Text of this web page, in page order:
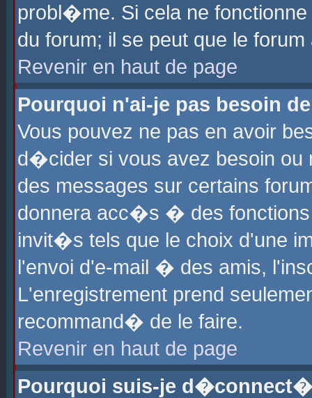
probl�me. Si cela ne
du forum; il se peut que le
Revenir en haut de page
Pourquoi n'ai-je pas besoin
Vous pouvez ne pas en avoir
d�cider si vous avez besoin ou
des messages sur certains
donnera acc�s � des fonctions
invit�s tels que le choix d'une
l'envoi d'e-mail � des amis,
L'enregistrement prend
recommand� de le faire.
Revenir en haut de page
Pourquoi suis-je